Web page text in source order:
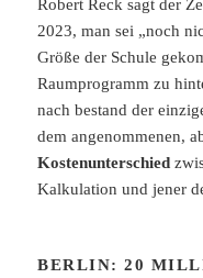
Robert Reck sagt der
2023, man sei „noch
Größe der Schule
Raumprogramm zu
nach bestand der
dem angenommenen,
Kostenunterschied
Kalkulation und jener
BERLIN: 20